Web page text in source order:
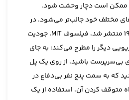
ممکن است دچار وحشت شود.
مختلف خود جالب‌تر می‌شود. در
مقاله‌ای که در سال 1985 منتشر شد، فیلسوف MIT، جودیت
دیگر را مطرح می‌کند: به جای
بی‌سرپرست باشید، از روی یک پل
که به سمت پنج نفر بی‌دفاع در
متوقف کردن آن، استفاده از یک